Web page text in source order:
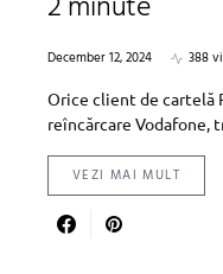
December 12, 2024 388
Orice client de cartelă
reîncărcare Vodafone,
VEZI MAI MULT